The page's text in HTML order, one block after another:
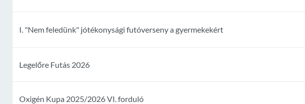
I. "Nem feledünk" jótékonysági futóverseny a gyermekekért
Legelőre Futás 2026
Oxigén Kupa 2025/2026 VI. forduló